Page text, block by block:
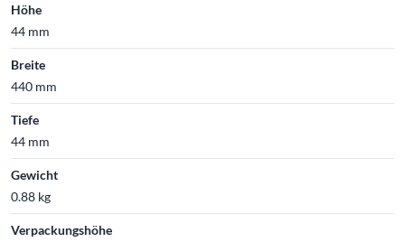
Höhe
44 mm
Breite
440 mm
Tiefe
44 mm
Gewicht
0.88 kg
Verpackungshöhe